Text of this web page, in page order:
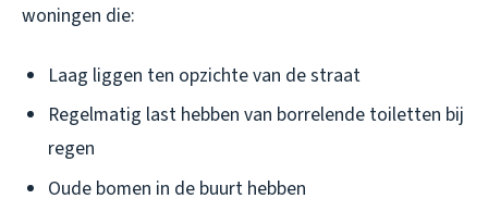
woningen die:
Laag liggen ten opzichte van de straat
Regelmatig last hebben van borrelende toiletten bij
regen
Oude bomen in de buurt hebben